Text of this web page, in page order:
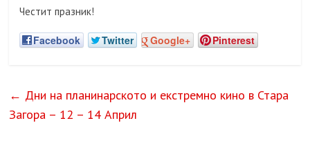
Честит празник!
Facebook Twitter Google+ Pinterest
← Дни на планинарското и екстремно кино в Стара
Загора – 12 – 14 Април